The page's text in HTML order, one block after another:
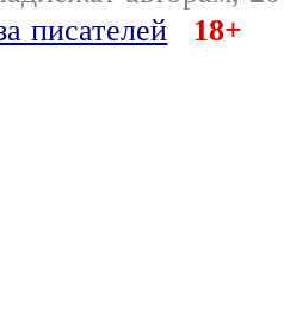
писателей
18+